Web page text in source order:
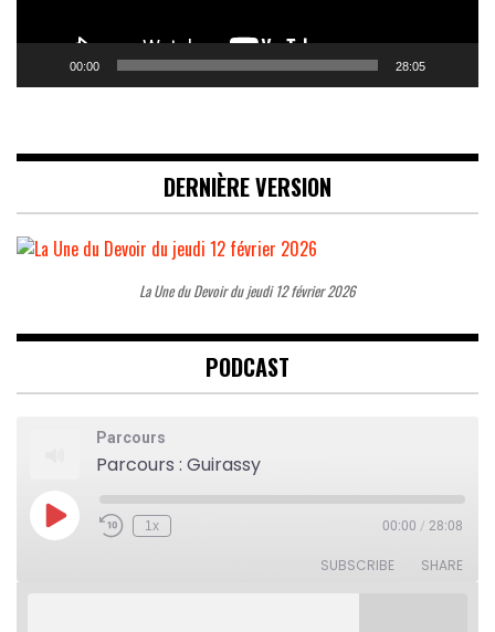
00:00 28:05
DERNIÈRE VERSION
La Une du Devoir du jeudi 12 février 2026
PODCAST
Parcours
Parcours : Guirassy
Play
Episode
Rewind
1x 00:00 / 28:08
SUBSCRIBE SHARE